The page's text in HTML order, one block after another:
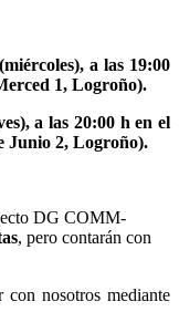
a las 19:00
1, Logroño).
a las 20:00 h en el
Junio 2, Logroño).
DG COMM-
, pero contarán con
con nosotros mediante